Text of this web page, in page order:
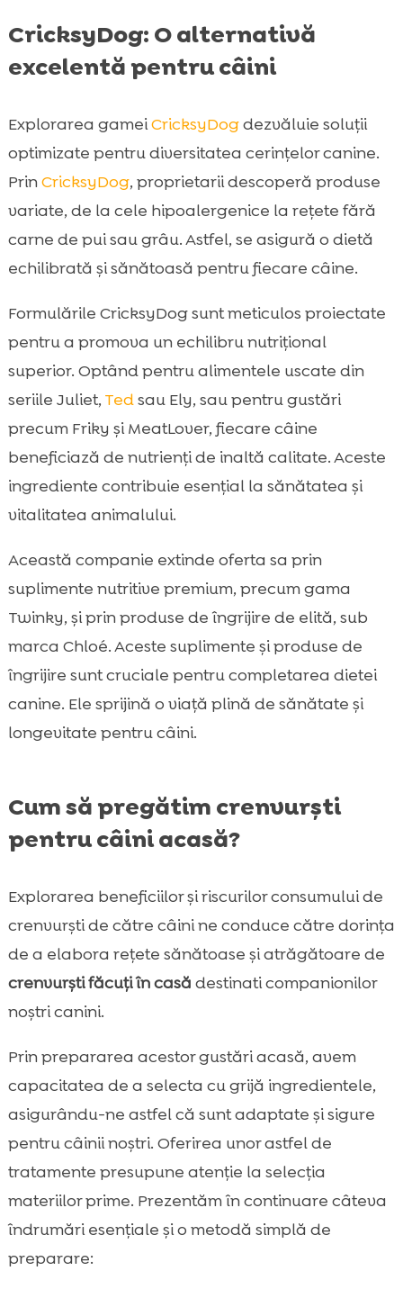
CricksyDog: O alternativă
excelentă pentru câini
Explorarea gameiCricksyDogdezvăluie soluții
optimizate pentru diversitatea cerințelor canine.
PrinCricksyDog, proprietarii descoperă produse
variate, de la cele hipoalergenice la rețete fără
carne de pui sau grâu. Astfel, se asigură o dietă
echilibrată și sănătoasă pentru fiecare câine.
Formulările CricksyDog sunt meticulos proiectate
pentru a promova un echilibru nutrițional
superior. Optând pentru alimentele uscate din
seriile Juliet, Tedsau Ely, sau pentru gustări
precum Friky și MeatLover, fiecare câine
beneficiază de nutrienți de inaltă calitate. Aceste
ingrediente contribuie esențial la sănătatea și
vitalitatea animalului.
Această companie extinde oferta sa prin
suplimente nutritive premium, precum gama
Twinky, și prin produse de îngrijire de elită, sub
marca Chloé. Aceste suplimente și produse de
îngrijire sunt cruciale pentru completarea dietei
canine. Ele sprijină o viață plină de sănătate și
longevitate pentru câini.
Cum să pregătim crenvurști
pentru câini acasă?
Explorarea beneficiilor și riscurilor consumului de
crenvurști de către câini ne conduce către dorința
de a elabora rețete sănătoase și atrăgătoare de
crenvurști făcuți în casă destinati companionilor
noștri canini.
Prin prepararea acestor gustări acasă, avem
capacitatea de a selecta cu grijă ingredientele,
asigurându-ne astfel că sunt adaptate și sigure
pentru câinii noștri. Oferirea unor astfel de
tratamente presupune atenție la selecția
materiilor prime. Prezentăm în continuare câteva
îndrumări esențiale și o metodă simplă de
preparare: